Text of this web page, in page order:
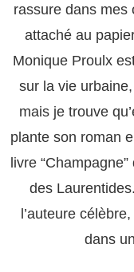
rassure dans mes
attaché au
Monique Proulx
sur la vie
mais je trouve
plante son roman
livre
des
l’auteure
dans